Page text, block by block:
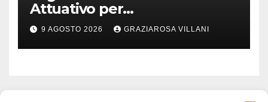
Attuativo per
l’interconnessione
acquedottistica da 29,5
milioni di euro
9 AGOSTO 2026 GRAZIAROSA VILLANI